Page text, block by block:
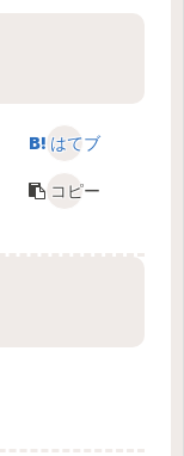
はてブ
コピー